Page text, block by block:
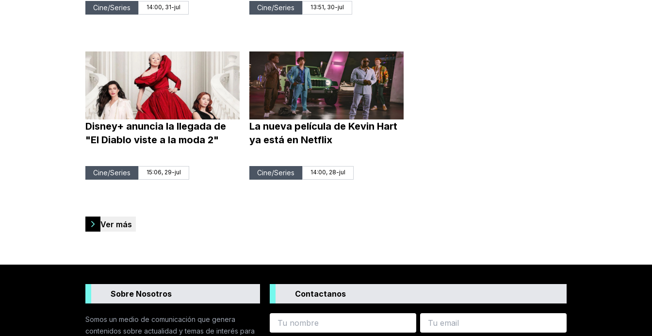
Cine/Series 14:00, 31-jul Cine/Series 13:51, 30-jul
Disney+ anuncia la llegada de
"El Diablo viste a la moda 2"
Cine/Series 15:06, 29-jul
La nueva película de Kevin Hart
ya está en Netflix
Cine/Series 14:00, 28-jul
Ver más
Sobre Nosotros
Somos un medio de comunicación que genera
contenidos sobre actualidad y temas de interés para
Contactanos